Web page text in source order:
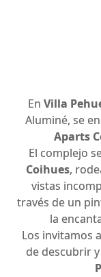
En Villa
Aluminé, se
Aparts
El complejo
Coihues,
vistas
través de un
la
Los invitamos
de descubrir